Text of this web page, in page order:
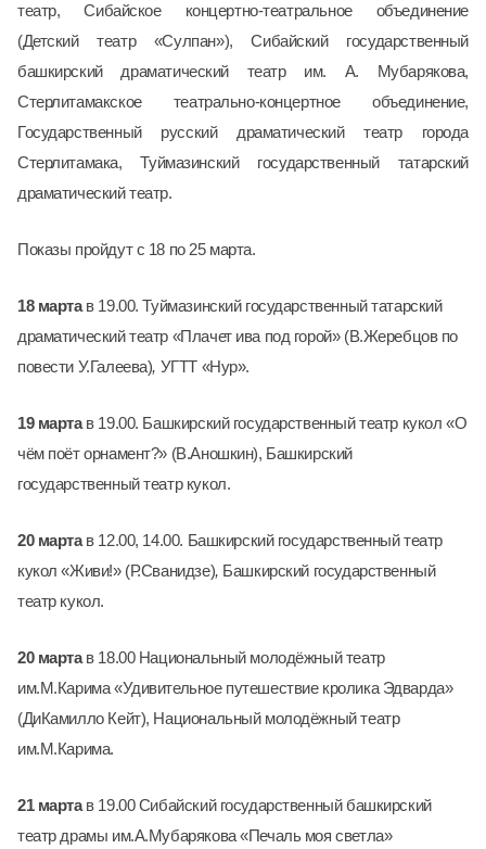
театр, Сибайское концертно-театральное объединение
(Детский театр «Сулпан»), Сибайский государственный
башкирский драматический театр им. А. Мубарякова,
Стерлитамакское театрально-концертное объединение,
Государственный русский драматический театр города
Стерлитамака, Туймазинский государственный татарский
драматический театр.
Показы пройдут с 18 по 25 марта.
18 мартав 19.00. Туймазинский государственный татарский
драматический театр «Плачет ива под горой» (В.Жеребцов по
повести У.Галеева), УГТТ «Нур».
19 мартав 19.00. Башкирский государственный театр кукол «О
чём поёт орнамент?» (В.Аношкин), Башкирский
государственный театр кукол.
20 мартав 12.00, 14.00. Башкирский государственный театр
кукол «Живи!» (Р.Сванидзе), Башкирский государственный
театр кукол.
20 мартав 18.00 Национальный молодёжный театр
им.М.Карима «Удивительное путешествие кролика Эдварда»
(ДиКамилло Кейт), Национальный молодёжный театр
им.М.Карима.
21 мартав 19.00 Сибайский государственный башкирский
театр драмы им.А.Мубарякова «Печаль моя светла»